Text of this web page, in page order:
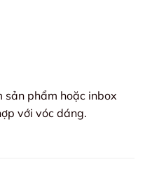
sản phẩm hoặc inbox
với vóc dáng.